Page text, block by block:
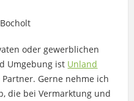
oder gewerblichen
Umgebung ist Unland
Gerne nehme ich
die bei Vermarktung und